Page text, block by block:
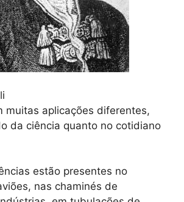
muitas aplicações diferentes,
da ciência quanto no cotidiano
estão presentes no
nas chaminés de